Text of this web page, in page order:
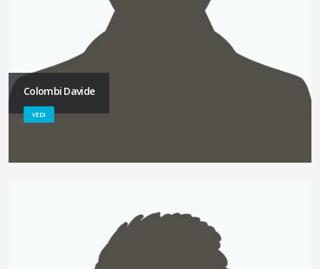
Colombi Davide
VEDI